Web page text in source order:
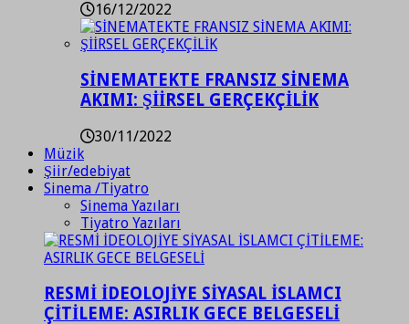
16/12/2022
SİNEMATEKTE FRANSIZ SİNEMA
AKIMI: ŞİİRSEL GERÇEKÇİLİK
30/11/2022
Müzik
Şiir/edebiyat
Sinema /Tiyatro
Sinema Yazıları
Tiyatro Yazıları
RESMİ İDEOLOJİYE SİYASAL İSLAMCI
ÇİTİLEME: ASIRLIK GECE BELGESELİ